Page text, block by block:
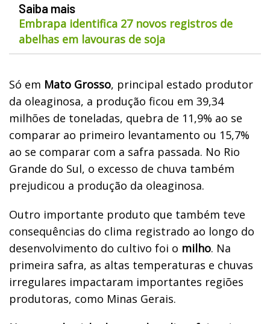
Saiba mais
Embrapa identifica 27 novos registros de
abelhas em lavouras de soja
Só em Mato Grosso, principal estado produtor
da oleaginosa, a produção ficou em 39,34
milhões de toneladas, quebra de 11,9% ao se
comparar ao primeiro levantamento ou 15,7%
ao se comparar com a safra passada. No Rio
Grande do Sul, o excesso de chuva também
prejudicou a produção da oleaginosa.
Outro importante produto que também teve
consequências do clima registrado ao longo do
desenvolvimento do cultivo foi o milho. Na
primeira safra, as altas temperaturas e chuvas
irregulares impactaram importantes regiões
produtoras, como Minas Gerais.